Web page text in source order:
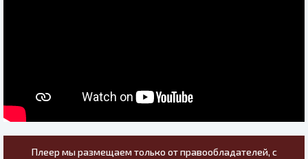
Плеер мы размещаем только от правообладателей, с